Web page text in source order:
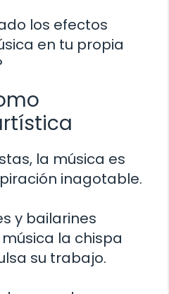
los efectos
en tu propia
la música es
inagotable.
y bailarines
la chispa
su trabajo.